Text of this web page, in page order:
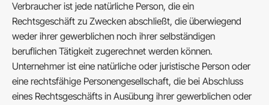
Verbraucher ist jede natürliche Person, die ein
Rechtsgeschäft zu Zwecken abschließt, die überwiegend
weder ihrer gewerblichen noch ihrer selbständigen
beruflichen Tätigkeit zugerechnet werden können.
Unternehmer ist eine natürliche oder juristische Person oder
eine rechtsfähige Personengesellschaft, die bei Abschluss
eines Rechtsgeschäfts in Ausübung ihrer gewerblichen oder